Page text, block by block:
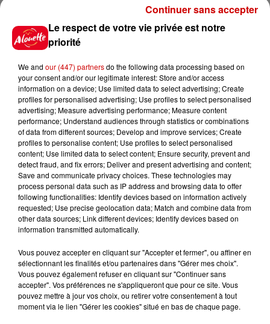
Gagnez vos places pour le
festival Marché Gourmand 2026
Le Duel - Gagnez vos entrées
pour l'un des zoos de nos
régions !
Destination Vacances - Gagnez
votre séjour en famille au cœur
de la...
Destination Vacances : inscrivez-
vous !
Le respect de votre vie privée est notre
priorité
We and our (447) partnersdo the following data processing based on
your consent and/or our legitimate interest: Store and/or access
information on a device; Use limited data to select advertising; Create
profiles for personalised advertising; Use profiles to select personalised
advertising; Measure advertising performance; Measure content
performance; Understand audiences through statistics or combinations
of data from different sources; Develop and improve services; Create
profiles to personalise content; Use profiles to select personalised
content; Use limited data to select content; Ensure security, prevent and
detect fraud, and fix errors; Deliver and present advertising and content;
Save and communicate privacy choices. These technologies may
process personal data such as IP address and browsing data to offer
following functionalities: Identify devices based on information actively
requested; Use precise geolocation data; Match and combine data from
other data sources; Link different devices; Identify devices based on
information transmitted automatically.
Vous pouvez accepter en cliquant sur "Accepter et fermer", ou affiner en
sélectionnant les finalités et/ou partenaires dans "Gérer mes choix".
Vous pouvez également refuser en cliquant sur "Continuer sans
accepter". Vos préférences ne s'appliqueront que pour ce site. Vous
pouvez mettre à jour vos choix, ou retirer votre consentement à tout
moment via le lien "Gérer les cookies" situé en bas de chaque page.
Continuer sans accepter